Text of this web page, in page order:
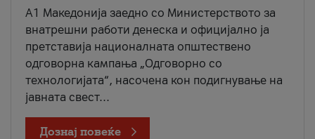
A1 Македонија заедно со Министерството за
внатрешни работи денеска и официјално ја
претставија националната општествено
одговорна кампања „Одговорно со
технологијата“, насочена кон подигнување на
јавната свест...
Дознај повеќе